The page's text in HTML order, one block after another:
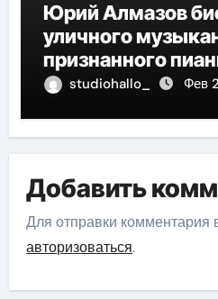
Юрий Алмазов
уличного
признанного
композитора
studiohallo_ Фев
Добавить
Для отправки комментария
авторизоваться.